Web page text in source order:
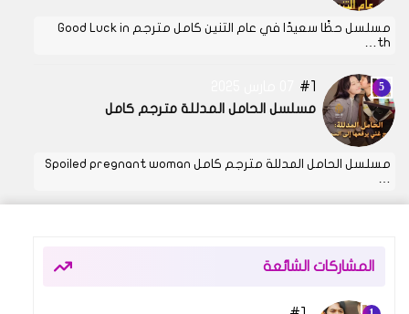
مسلسل حظًا سعيدًا في عام التنين كامل مترجم Good Luck in
th…
1
مسلسل الحامل المدللة مترجم كامل
مسلسل الحامل المدللة مترجم كامل Spoiled pregnant woman
المشاركات الشائعة